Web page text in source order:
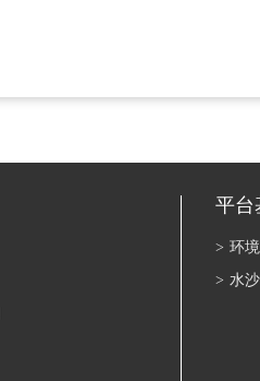
平台
> 环
> 水